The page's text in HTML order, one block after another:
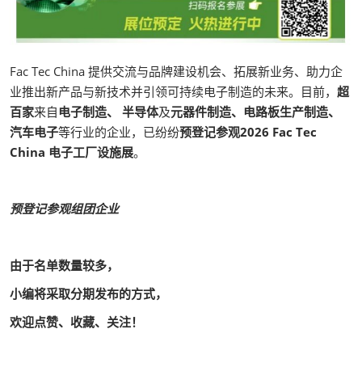
Fac Tec China 提供交流与品牌建设机会、拓展新业务、助力企
业推出新产品与新技术并引领可持续电子制造的未来。目前， 超
百家来自电子制造、 半导体及元器件制造、电路板生产制造、
汽车电子等行业的企业，已纷纷预登记参观2026 Fac Tec
China 电子工厂设施展。
预登记参观组团企业
由于名单数量较多，
小编将采取分期发布的方式，
欢迎点赞、收藏、关注！